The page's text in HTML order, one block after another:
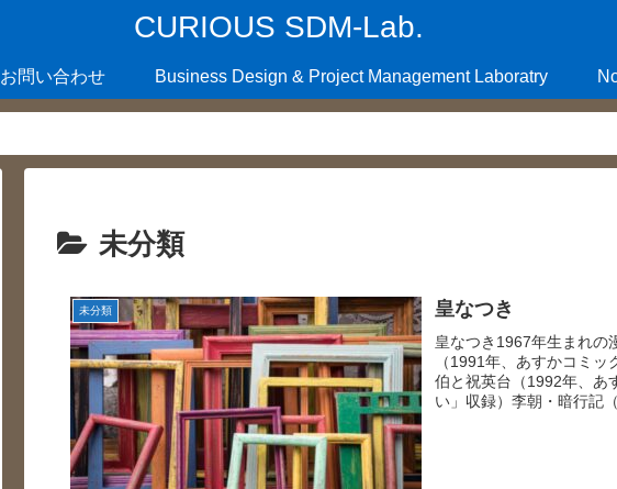
CURIOUS SDM-Lab.
お問い合わせ Business Design & Project Management Laboratry
未分類
未分類 皇なつき
皇なつき1967年生まれの
（1991年、あすかコミ
伯と祝英台（1992年、あ
い」収録）李朝・暗行記